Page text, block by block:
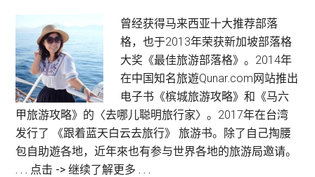
曾经获得马来西亚十大推荐部落
格，也于2013年荣获新加坡部落格
大奖《最佳旅游部落格》。2014年
在中国知名旅遊Qunar.com网站推出
电子书《槟城旅游攻略》和《马六
甲旅游攻略》的〈去哪儿聪明旅行家〉。2017年在台湾
发行了 《跟着蓝天白云去旅行》 旅游书。除了自己掏腰
包自助遊各地，近年來也有参与世界各地的旅游局邀请。
. . . 点击 -> 继续了解更多 . . .